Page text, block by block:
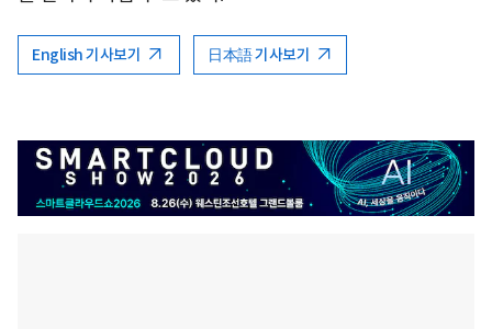
English 기사보기 日本語 기사보기